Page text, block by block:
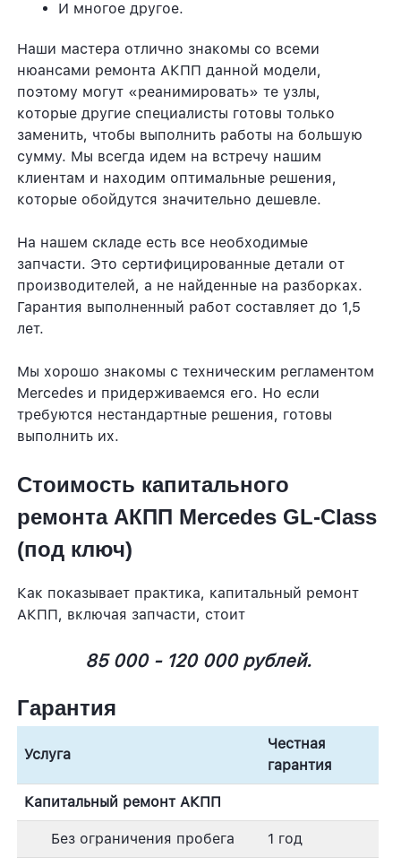
И многое другое.
Наши мастера отлично знакомы со всеми
нюансами ремонта АКПП данной модели,
поэтому могут «реанимировать» те узлы,
которые другие специалисты готовы только
заменить, чтобы выполнить работы на большую
сумму. Мы всегда идем на встречу нашим
клиентам и находим оптимальные решения,
которые обойдутся значительно дешевле.
На нашем складе есть все необходимые
запчасти. Это сертифицированные детали от
производителей, а не найденные на разборках.
Гарантия выполненный работ составляет до 1,5
лет.
Мы хорошо знакомы с техническим регламентом
Mercedes и придерживаемся его. Но если
требуются нестандартные решения, готовы
выполнить их.
Стоимость капитального
ремонта АКПП Mercedes GL-Class
(под ключ)
Как показывает практика, капитальный ремонт
АКПП, включая запчасти, стоит
85 000 - 120 000 рублей.
Гарантия
Услуга
Честная
гарантия
Капитальный ремонт АКПП
Без ограничения пробега 1 год